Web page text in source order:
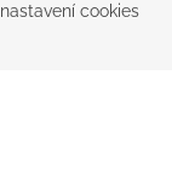
nastavení cookies